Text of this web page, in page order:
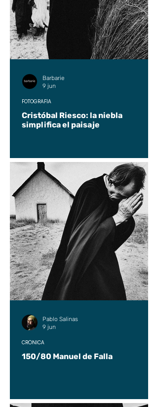
Cristóbal Riesco: la niebla
simplifica el paisaje
FOTOGRAFÍA
Barbarie
9 jun
150/80 Manuel de Falla
CRÓNICA
Pablo Salinas
9 jun